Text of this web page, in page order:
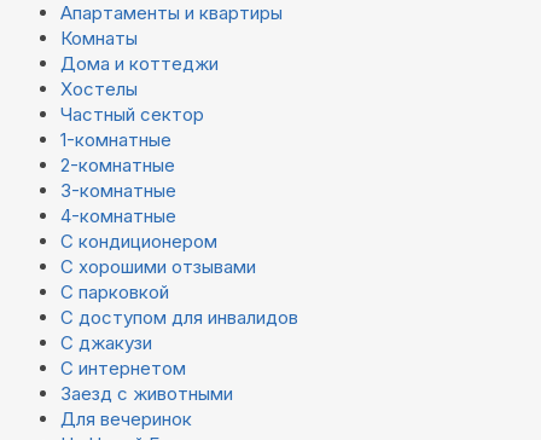
Апартаменты и квартиры
Комнаты
Дома и коттеджи
Хостелы
Частный сектор
1-комнатные
2-комнатные
3-комнатные
4-комнатные
С кондиционером
С хорошими отзывами
С парковкой
С доступом для инвалидов
С джакузи
С интернетом
Заезд с животными
Для вечеринок